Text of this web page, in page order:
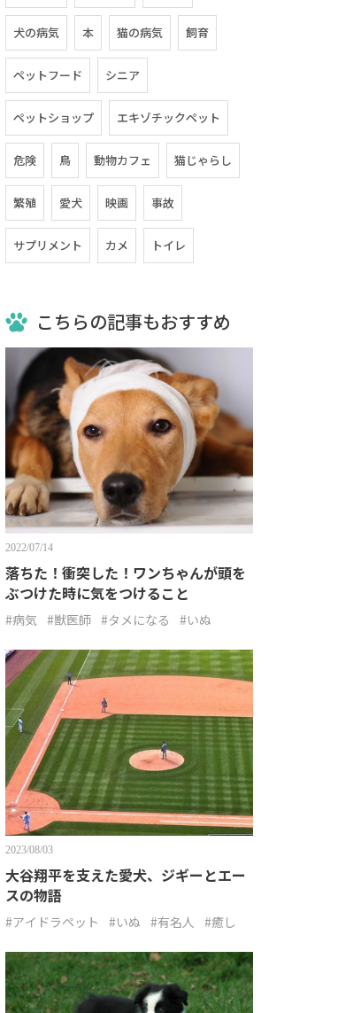
犬の病気 本 猫の病気 飼育
ペットフード シニア
ペットショップ エキゾチックペット
危険 鳥 動物カフェ 猫じゃらし
繁殖 愛犬 映画 事故
サプリメント カメ トイレ
こちらの記事もおすすめ
2022/07/14
落ちた！衝突した！ワンちゃんが頭を
ぶつけた時に気をつけること
#病気 #獣医師 #タメになる #いぬ
2023/08/03
大谷翔平を支えた愛犬、ジギーとエー
スの物語
#アイドラペット #いぬ #有名人 #癒し